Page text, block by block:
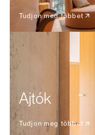
Tudjon meg többet
Ajtók
Tudjon meg többet